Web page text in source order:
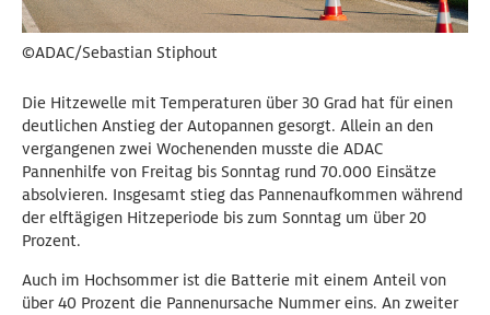
©ADAC/Sebastian Stiphout
Die Hitzewelle mit Temperaturen über 30 Grad hat für einen
deutlichen Anstieg der Autopannen gesorgt. Allein an den
vergangenen zwei Wochenenden musste die ADAC
Pannenhilfe von Freitag bis Sonntag rund 70.000 Einsätze
absolvieren. Insgesamt stieg das Pannenaufkommen während
der elftägigen Hitzeperiode bis zum Sonntag um über 20
Prozent.
Auch im Hochsommer ist die Batterie mit einem Anteil von
über 40 Prozent die Pannenursache Nummer eins. An zweiter